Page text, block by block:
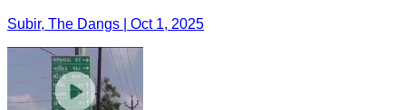
Subir, The Dangs | Oct 1, 2025